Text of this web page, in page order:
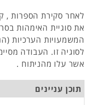
לאחר סקירת הספרות ,
את סוגיית האימהות
המשמעויות הערכיות
לסוגיה זו. העבודה
אשר עלו מהניתוח .
תוכן עניינים